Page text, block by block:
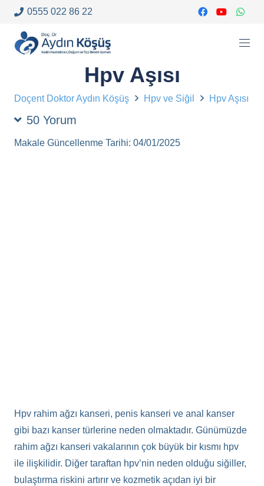
0555 022 86 22
Hpv Aşısı
Doçent Doktor Aydın Köşüş Hpv ve Siğil Hpv Aşısı
50 Yorum
Makale Güncellenme Tarihi: 04/01/2025
Hpv rahim ağzı kanseri, penis kanseri ve anal kanser
gibi bazı kanser türlerine neden olmaktadır. Günümüzde
rahim ağzı kanseri vakalarının çok büyük bir kısmı hpv
ile ilişkilidir. Diğer taraftan hpv’nin neden olduğu siğiller,
bulaştırma riskini artırır ve kozmetik açıdan iyi bir